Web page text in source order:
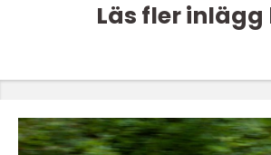
Läs fler inlägg